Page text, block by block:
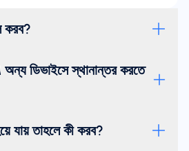
করব?
ডিভাইসে স্থানান্তর করতে
যায় তাহলে কী করব?